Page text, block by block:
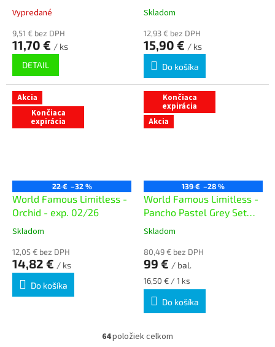
Vypredané
9,51 € bez DPH
11,70 € / ks
DETAIL
08/26
Skladom
12,93 € bez DPH
15,90 € / ks
Do košíka
Akcia
Končiaca
expirácia
22 € –32 %
World Famous Limitless -
Orchid - exp. 02/26
Skladom
12,05 € bez DPH
14,82 € / ks
Do košíka
Končiaca
expirácia
Akcia
139 € –28 %
World Famous Limitless -
Pancho Pastel Grey Set
(6x 30 ml v2) - exp.
Skladom
80,49 € bez DPH
99 € / bal.
Jednotková
cena:
16,50 € / 1 ks
Do košíka
O
64položiek celkom